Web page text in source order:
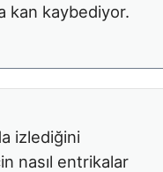
kan kaybediyor.
izlediğini
nasıl entrikalar